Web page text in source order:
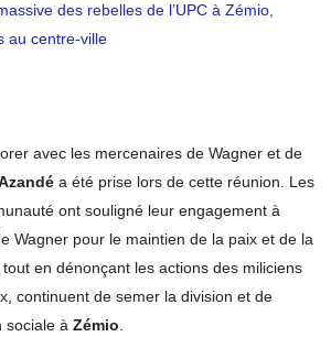
des rebelles de l’UPC à Zémio,
au centre-ville
avec les mercenaires de Wagner et de
a été prise lors de cette réunion. Les
ont souligné leur engagement à
Wagner pour le maintien de la paix et de la
en dénonçant les actions des miliciens
continuent de semer la division et de
sociale à Zémio.